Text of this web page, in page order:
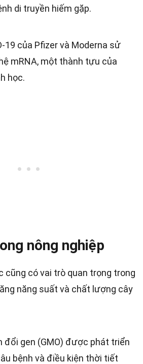
di truyền hiếm gặp.
19 của Pfizer và Moderna sử
mRNA, một thành tựu của
học.
nông nghiệp
cũng có vai trò quan trọng trong
năng suất và chất lượng cây
đổi gen (GMO) được phát triển
bệnh và điều kiện thời tiết